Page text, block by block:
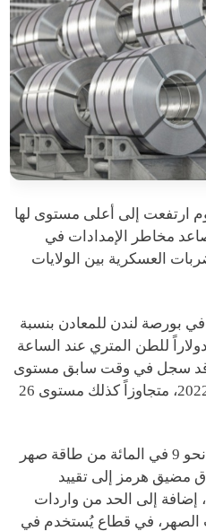
ارتفعت إلى أعلى مستوى لها
مخاطر الإمدادات في
العسكرية بين الولايات
في بورصة لندن للمعادن بنسبة
0.6 في المائة ليصل إلى 3690 دولاراً للطن المتري عند الساعة
قد سجل في وقت سابق مستوى
3707.50، وهو الأعلى منذ آذار 2022، متجاوزاً كذلك مستوى 26
ويستحوذ الشرق الأوسط على نحو 9 في المائة من طاقة صهر
مضيق هرمز إلى تقييد
إضافة إلى الحد من واردات
الصهر، في قطاع يُستخدم في